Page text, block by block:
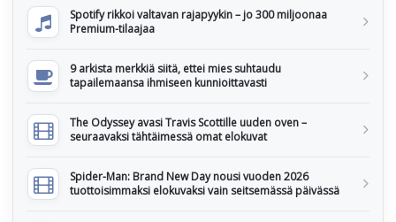
Spotify rikkoi valtavan rajapyykin – jo 300 miljoonaa
Premium-tilaajaa
9 arkista merkkiä siitä, ettei mies suhtaudu
tapailemaansa ihmiseen kunnioittavasti
The Odyssey avasi Travis Scottille uuden oven –
seuraavaksi tähtäimessä omat elokuvat
Spider-Man: Brand New Day nousi vuoden 2026
tuottoisimmaksi elokuvaksi vain seitsemässä päivässä